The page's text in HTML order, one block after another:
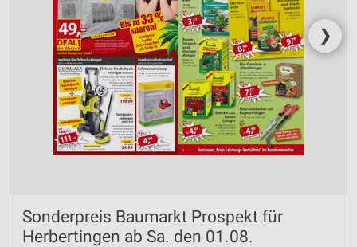
❯
Sonderpreis Baumarkt Prospekt für
Herbertingen ab Sa. den 01.08.